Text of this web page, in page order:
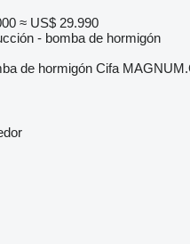
≈ US$ 29.990
- bomba de hormigón
de hormigón Cifa